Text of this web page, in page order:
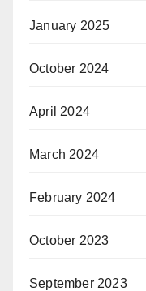
January 2025
October 2024
April 2024
March 2024
February 2024
October 2023
September 2023